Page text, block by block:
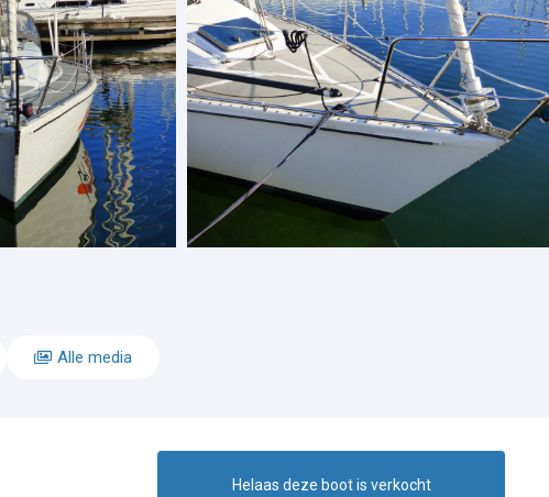
Alle media
Helaas deze boot is verkocht